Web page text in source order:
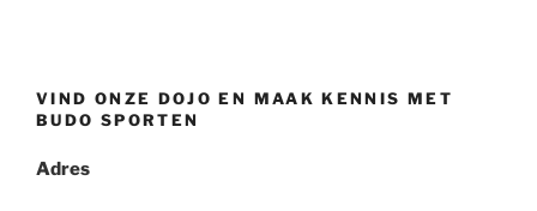
VIND ONZE DOJO EN MAAK KENNIS MET
BUDO SPORTEN
Adres